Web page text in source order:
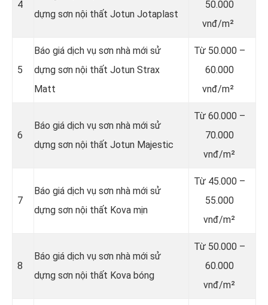
4
dựng sơn nội thất Jotun Jotaplast
50.000
vnđ/m²
5
Báo giá dịch vụ sơn nhà mới sử
dựng sơn nội thất Jotun Strax
Matt
Từ 50.000 –
60.000
vnđ/m²
6
Báo giá dịch vụ sơn nhà mới sử
dựng sơn nội thất Jotun Majestic
Từ 60.000 –
70.000
vnđ/m²
7
Báo giá dịch vụ sơn nhà mới sử
dựng sơn nội thất Kova mịn
Từ 45.000 –
55.000
vnđ/m²
8
Báo giá dịch vụ sơn nhà mới sử
dựng sơn nội thất Kova bóng
Từ 50.000 –
60.000
vnđ/m²